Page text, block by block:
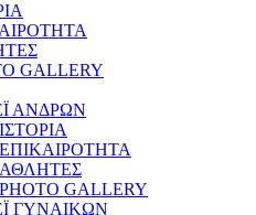
GALLERY
ΑΝΔΡΩΝ
ΙΣΤΟΡΙΑ
ΕΠΙΚΑΙΡΟΤΗΤΑ
ΑΘΛΗΤΕΣ
PHOTO GALLERY
ΓΥΝΑΙΚΩΝ